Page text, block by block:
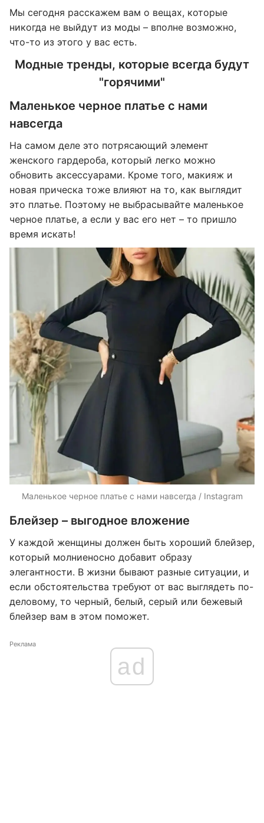
Мы сегодня расскажем вам о вещах, которые
никогда не выйдут из моды – вполне возможно,
что-то из этого у вас есть.
Модные тренды, которые всегда будут
"горячими"
Маленькое черное платье с нами
навсегда
На самом деле это потрясающий элемент
женского гардероба, который легко можно
обновить аксессуарами. Кроме того, макияж и
новая прическа тоже влияют на то, как выглядит
это платье. Поэтому не выбрасывайте маленькое
черное платье, а если у вас его нет – то пришло
время искать!
Маленькое черное платье с нами навсегда / Instagram
Блейзер – выгодное вложение
У каждой женщины должен быть хороший блейзер,
который молниеносно добавит образу
элегантности. В жизни бывают разные ситуации, и
если обстоятельства требуют от вас выглядеть по-
деловому, то черный, белый, серый или бежевый
блейзер вам в этом поможет.
Реклама
ad